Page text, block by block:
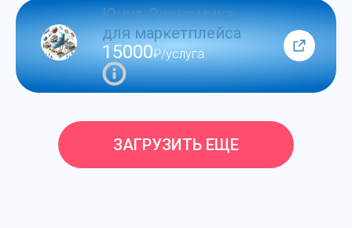
Юнит-Экономика
для маркетплейса
15000₽/услуга
ЗАГРУЗИТЬ ЕЩЕ